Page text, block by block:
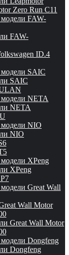
Zero Run C11
FAW-
FAW-
ID.4
модели SAIC
SAIC
модели NETA
NETA
модели NIO
NIO
XPeng
XPeng
Great Wall
Wall Motor
Great Wall Motor
Dongfeng
Dongfeng